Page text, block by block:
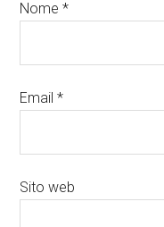
Nome*
Email*
Sito web